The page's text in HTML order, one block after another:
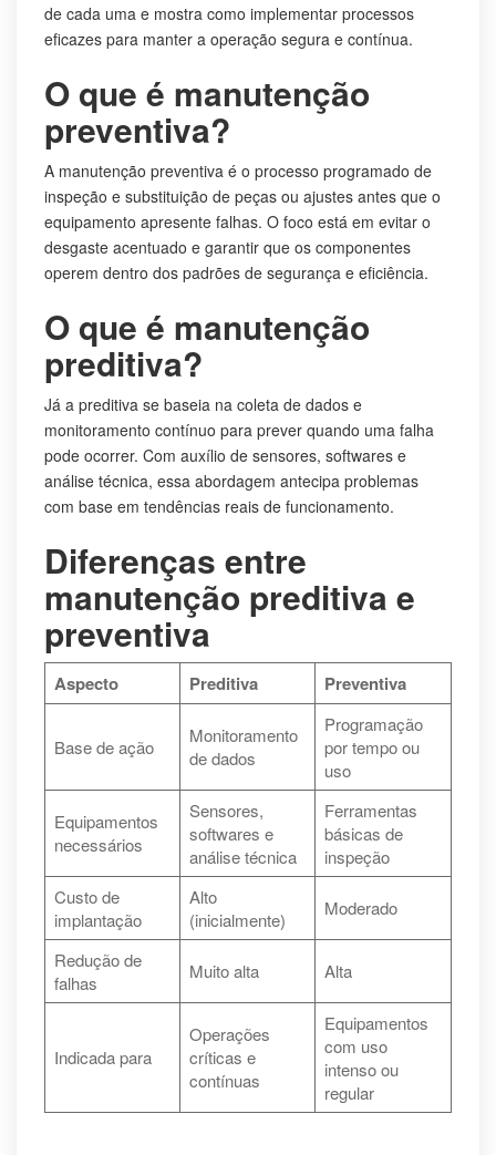
de cada uma e mostra como implementar processos
eficazes para manter a operação segura e contínua.
O que é manutenção
preventiva?
A manutenção preventiva é o processo programado de
inspeção e substituição de peças ou ajustes antes que o
equipamento apresente falhas. O foco está em evitar o
desgaste acentuado e garantir que os componentes
operem dentro dos padrões de segurança e eficiência.
O que é manutenção
preditiva?
Já a preditiva se baseia na coleta de dados e
monitoramento contínuo para prever quando uma falha
pode ocorrer. Com auxílio de sensores, softwares e
análise técnica, essa abordagem antecipa problemas
com base em tendências reais de funcionamento.
Diferenças entre
manutenção preditiva e
preventiva
Aspecto Preditiva Preventiva
Base de ação
Monitoramento
de dados
Programação
por tempo ou
uso
Equipamentos
necessários
Sensores,
softwares e
análise técnica
Ferramentas
básicas de
inspeção
Custo de
implantação
Alto
(inicialmente)
Moderado
Redução de
falhas
Muito alta Alta
Indicada para
Operações
críticas e
contínuas
Equipamentos
com uso
intenso ou
regular